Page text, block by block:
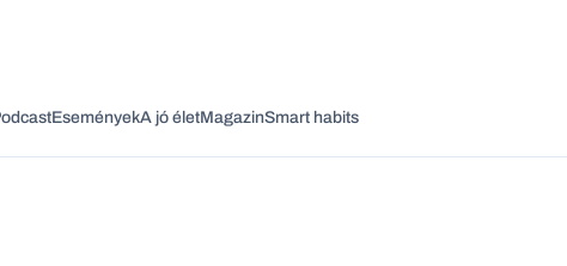
EseményekA jó életMagazinSmart habits